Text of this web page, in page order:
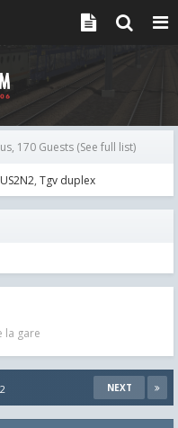
170 Guests (See full list)
Tgv duplex
la gare
NEXT